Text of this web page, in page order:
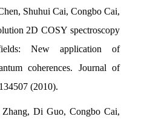
Shuhui Cai, Congbo Cai,
2D COSY spectroscopy
New application of
coherences. Journal of
(2010).
Di Guo, Congbo Cai,